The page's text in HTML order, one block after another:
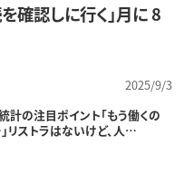
確認しに行く」月に 8
2025/9/3
計の注目ポイント「もう働くの
リストラはないけど、人…